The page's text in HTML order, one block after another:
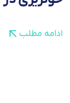
ادامه مطلب